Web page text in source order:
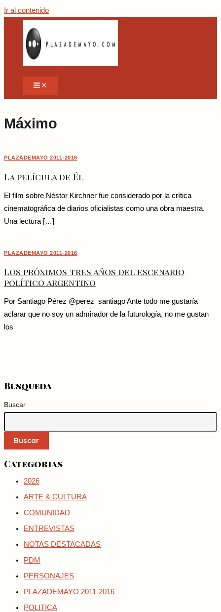
Ir al contenido
Máximo
PLAZADEMAYO 2011-2016
La película de Él
El film sobre Néstor Kirchner fue considerado por la crítica
cinematográfica de diarios oficialistas como una obra maestra.
Una lectura […]
PLAZADEMAYO 2011-2016
Los próximos tres años del escenario
político argentino
Por Santiago Pérez @perez_santiago Ante todo me gustaría
aclarar que no soy un admirador de la futurología, no me gustan
los
Busqueda
Buscar
Buscar
Categorias
2026
ARTE & CULTURA
COMUNIDAD
ENTREVISTAS
NOTAS DESTACADAS
PDM
PERSONAJES
PLAZADEMAYO 2011-2016
POLITICA